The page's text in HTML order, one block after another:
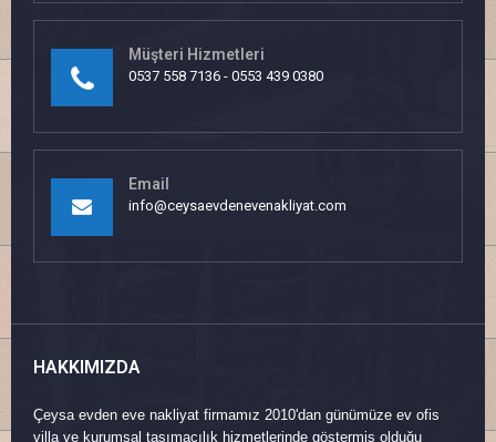
Müşteri Hizmetleri
0537 558 7136 - 0553 439 0380
Email
info@ceysaevdenevenakliyat.com
HAKKIMIZDA
Çeysa evden eve nakliyat firmamız 2010'dan günümüze ev ofis
villa ve kurumsal taşımacılık hizmetlerinde göstermiş olduğu